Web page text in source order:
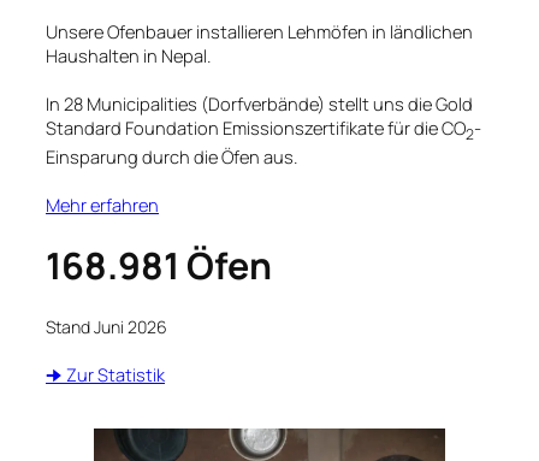
Unsere Ofenbauer installieren Lehmöfen in ländlichen
Haushalten in Nepal.
In 28 Municipalities (Dorfverbände) stellt uns die Gold
Standard Foundation Emissionszertifikate für die CO2-
Einsparung durch die Öfen aus.
Mehr erfahren
168.981 Öfen
Stand Juni 2026
🠊 Zur Statistik